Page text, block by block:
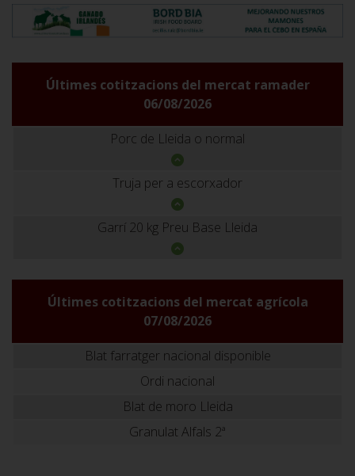
Últimes cotitzacions del mercat ramader
06/08/2026
Porc de Lleida o normal
Truja per a escorxador
Garrí 20 kg Preu Base Lleida
Últimes cotitzacions del mercat agrícola
07/08/2026
Blat farratger nacional disponible
Ordi nacional
Blat de moro Lleida
Granulat Alfals 2ª